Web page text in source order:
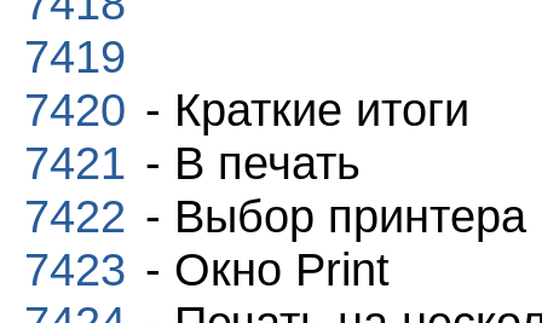
7419
7420 - Краткие итоги
7421 - В печать
7422 - Выбор принтера
7423 - Окно Print